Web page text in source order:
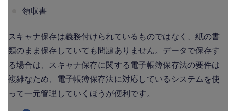
領収書
スキャナ保存は義務付けられているものではなく、紙の書
類のまま保存していても問題ありません。データで保存す
る場合は、スキャナ保存に関する電子帳簿保存法の要件は
複雑なため、電子帳簿保存法に対応しているシステムを使
って一元管理していくほうが便利です。